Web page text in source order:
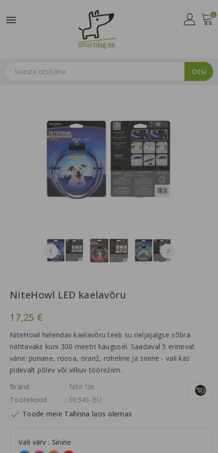
 0
Otsi
NiteHowl LED kaelavõru
17,25 €
NiteHowl helendav kaelavõru teeb su neljajalgse sõbra
nähtavaks kuni 300 meetri kaugusel. Saadaval 5 erinevat
värvi: punane, roosa, oranž, roheline ja sinine - vali kas
pidevalt põlev või vilkuv töörežiim.
Bränd
: Nite Ize
Tootekood
: 00340-BU
 Toode meie Tallinna laos olemas
Vali värv : Sinine